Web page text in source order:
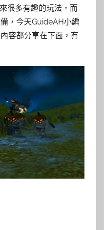
很多有趣的玩法，而
，今天GuideAH小編
容都分享在下面，有